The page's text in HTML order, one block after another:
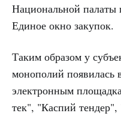
Национальной
Единое окно закупок.
Таким образом у
монополий появилась
электронным
тек", "Каспий